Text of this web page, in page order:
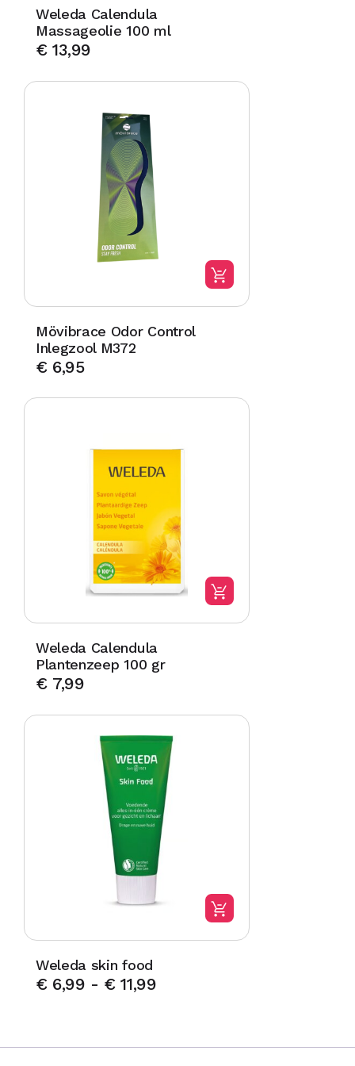
Weleda Calendula
Massageolie 100 ml
€13,99
Mövibrace Odor Control
Inlegzool M372
€6,95
Weleda Calendula
Plantenzeep 100 gr
€7,99
Weleda skin food
€6,99 - €11,99